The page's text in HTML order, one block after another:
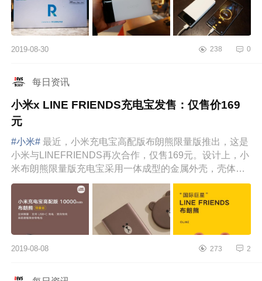
2019-08-30 238 0
每日资讯
小米x LINE FRIENDS充电宝发售：仅售价169
元
#小米# 最近，小米充电宝高配版布朗熊限量版推出，这是
小米与LINEFRIENDS再次合作，仅售169元。设计上，小
米布朗熊限量版充电宝采用一体成型的金属外壳，壳体两
段增加CNC镂边工艺，...
2019-08-08 273 2